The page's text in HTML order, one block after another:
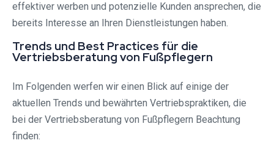
effektiver werben und potenzielle Kunden ansprechen, die
bereits Interesse an Ihren Dienstleistungen haben.
Trends und Best Practices für die
Vertriebsberatung von Fußpflegern
Im Folgenden werfen wir einen Blick auf einige der
aktuellen Trends und bewährten Vertriebspraktiken, die
bei der Vertriebsberatung von Fußpflegern Beachtung
finden: